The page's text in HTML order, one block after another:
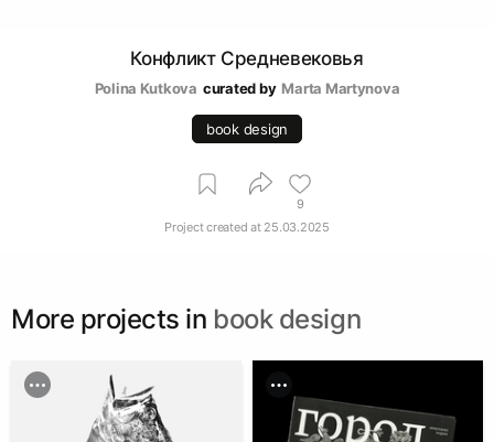
Конфликт Средневековья
Polina Kutkova curated by Marta Martynova
book design
9
Project created at 25.03.2025
More projects in book design